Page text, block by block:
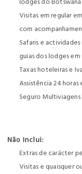
Visitas em regular
com
Safaris e
guias dos lodges em
Taxas hoteleiras e Iva
Assistência 24
Seguro Multiviagens
Não Inclui:
Extras de carácter
Visitas e quaisquer